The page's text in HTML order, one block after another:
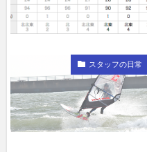
スタッフの日常